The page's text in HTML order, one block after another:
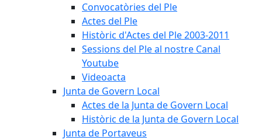
Convocatòries del Ple
Actes del Ple
Històric d'Actes del Ple 2003-2011
Sessions del Ple al nostre Canal
Youtube
Videoacta
Junta de Govern Local
Actes de la Junta de Govern Local
Històric de la Junta de Govern Local
Junta de Portaveus